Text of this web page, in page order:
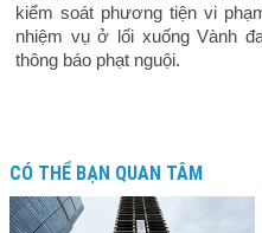
kiểm soát phương tiện vi
nhiệm vụ ở lối xuống Vành
thông báo phạt nguội.
CÓ THỂ BẠN QUAN TÂM